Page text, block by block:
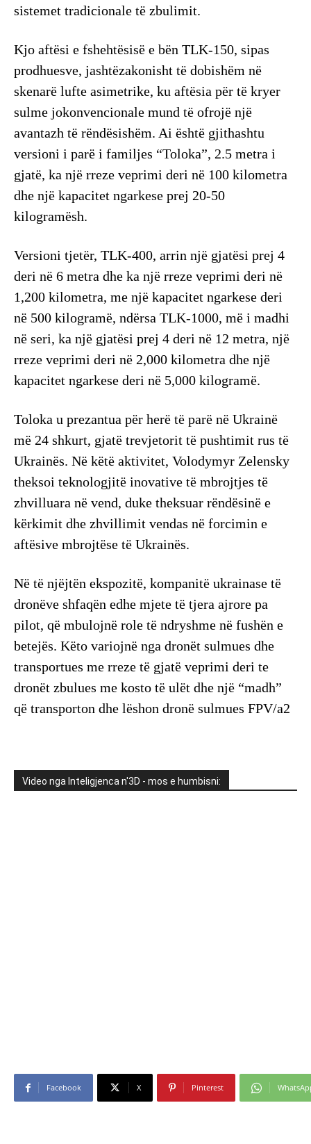
sistemet tradicionale të zbulimit.
Kjo aftësi e fshehtësisë e bën TLK-150, sipas
prodhuesve, jashtëzakonisht të dobishëm në
skenarë lufte asimetrike, ku aftësia për të kryer
sulme jokonvencionale mund të ofrojë një
avantazh të rëndësishëm. Ai është gjithashtu
versioni i parë i familjes “Toloka”, 2.5 metra i
gjatë, ka një rreze veprimi deri në 100 kilometra
dhe një kapacitet ngarkese prej 20-50
kilogramësh.
Versioni tjetër, TLK-400, arrin një gjatësi prej 4
deri në 6 metra dhe ka një rreze veprimi deri në
1,200 kilometra, me një kapacitet ngarkese deri
në 500 kilogramë, ndërsa TLK-1000, më i madhi
në seri, ka një gjatësi prej 4 deri në 12 metra, një
rreze veprimi deri në 2,000 kilometra dhe një
kapacitet ngarkese deri në 5,000 kilogramë.
Toloka u prezantua për herë të parë në Ukrainë
më 24 shkurt, gjatë trevjetorit të pushtimit rus të
Ukrainës. Në këtë aktivitet, Volodymyr Zelensky
theksoi teknologjitë inovative të mbrojtjes të
zhvilluara në vend, duke theksuar rëndësinë e
kërkimit dhe zhvillimit vendas në forcimin e
aftësive mbrojtëse të Ukrainës.
Në të njëjtën ekspozitë, kompanitë ukrainase të
dronëve shfaqën edhe mjete të tjera ajrore pa
pilot, që mbulojnë role të ndryshme në fushën e
betejës. Këto variojnë nga dronët sulmues dhe
transportues me rreze të gjatë veprimi deri te
dronët zbulues me kosto të ulët dhe një “madh”
që transporton dhe lëshon dronë sulmues FPV/a2
Video nga Inteligjenca n'3D - mos e humbisni:
Facebook X Pinterest